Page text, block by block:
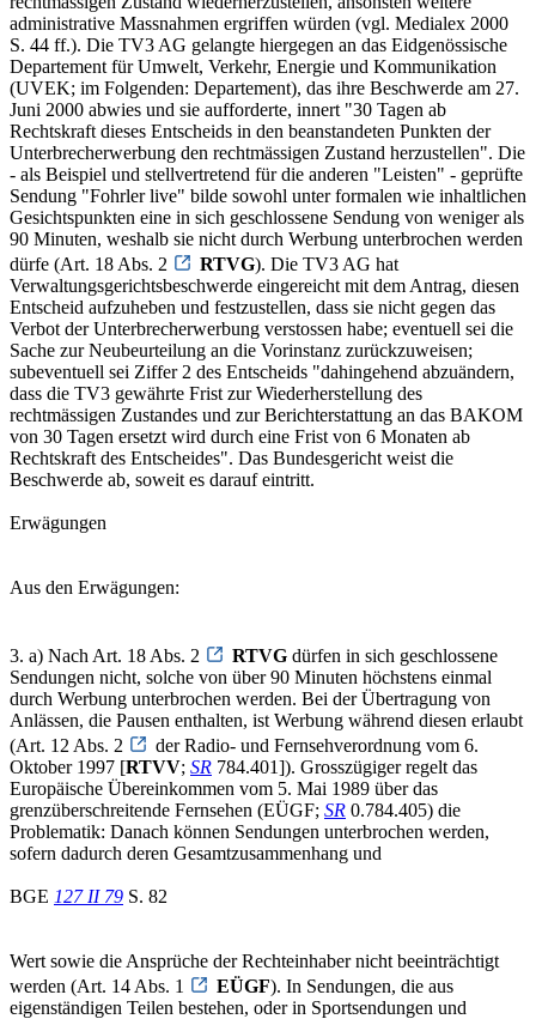
administrative Massnahmen ergriffen würden (vgl. Medialex 2000
S. 44 ff.). Die TV3 AG gelangte hiergegen an das Eidgenössische
Departement für Umwelt, Verkehr, Energie und Kommunikation
(UVEK; im Folgenden: Departement), das ihre Beschwerde am 27.
Juni 2000 abwies und sie aufforderte, innert "30 Tagen ab
Rechtskraft dieses Entscheids in den beanstandeten Punkten der
Unterbrecherwerbung den rechtmässigen Zustand herzustellen". Die
- als Beispiel und stellvertretend für die anderen "Leisten" - geprüfte
Sendung "Fohrler live" bilde sowohl unter formalen wie inhaltlichen
Gesichtspunkten eine in sich geschlossene Sendung von weniger als
90 Minuten, weshalb sie nicht durch Werbung unterbrochen werden
dürfe (Art. 18 Abs. 2
RTVG). Die TV3 AG hat
Verwaltungsgerichtsbeschwerde eingereicht mit dem Antrag, diesen
Entscheid aufzuheben und festzustellen, dass sie nicht gegen das
Verbot der Unterbrecherwerbung verstossen habe; eventuell sei die
Sache zur Neubeurteilung an die Vorinstanz zurückzuweisen;
subeventuell sei Ziffer 2 des Entscheids "dahingehend abzuändern,
dass die TV3 gewährte Frist zur Wiederherstellung des
rechtmässigen Zustandes und zur Berichterstattung an das BAKOM
von 30 Tagen ersetzt wird durch eine Frist von 6 Monaten ab
Rechtskraft des Entscheides". Das Bundesgericht weist die
Beschwerde ab, soweit es darauf eintritt.
Erwägungen
Aus den Erwägungen:
3. a) Nach Art. 18 Abs. 2 RTVG dürfen in sich geschlossene
Sendungen nicht, solche von über 90 Minuten höchstens einmal
durch Werbung unterbrochen werden. Bei der Übertragung von
Anlässen, die Pausen enthalten, ist Werbung während diesen erlaubt
(Art. 12 Abs. 2
der Radio- und Fernsehverordnung vom 6.
Oktober 1997 [RTVV; SR 784.401]). Grosszügiger regelt das
Europäische Übereinkommen vom 5. Mai 1989 über das
grenzüberschreitende Fernsehen (EÜGF; SR 0.784.405) die
Problematik: Danach können Sendungen unterbrochen werden,
sofern dadurch deren Gesamtzusammenhang und
BGE 127 II 79 S. 82
Wert sowie die Ansprüche der Rechteinhaber nicht beeinträchtigt
werden (Art. 14 Abs. 1
EÜGF). In Sendungen, die aus
eigenständigen Teilen bestehen, oder in Sportsendungen und